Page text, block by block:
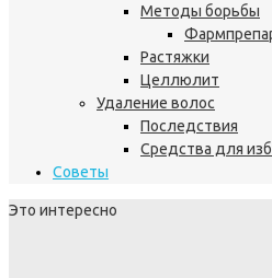
Методы борьбы
Растяжки
Целлюлит
Удаление волос
Последствия
Средства для
Советы
Это интересно